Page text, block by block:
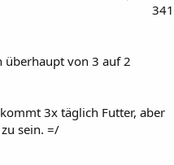
341
überhaupt von 3 auf 2
3x täglich Futter, aber
sein. =/